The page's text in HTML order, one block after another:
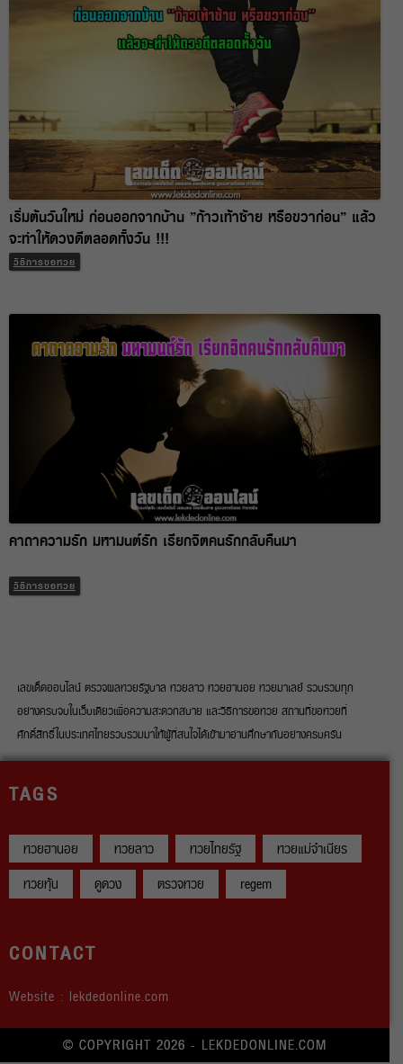
เริ่มต้นวันใหม่ ก่อนออกจากบ้าน ”ก้าวเท้าซ้าย หรือขวาก่อน” แล้ว
จะทำให้ดวงดีตลอดทั้งวัน !!!
วิธีการขอหวย
คาถาความรัก มหามนต์รัก เรียกจิตคนรักกลับคืนมา
วิธีการขอหวย
เลขเด็ดออนไลน์ ตรวจผลหวยรัฐบาล หวยลาว หวยฮานอย หวยมาเลย์ รวบรวมทุก
อย่างครบจบในเว็บเดียวเพื่อความสะดวกสบาย และวิธีการขอหวย สถานที่ขอหวยที่
ศักดิ์สิทธิ์ในประเทศไทยรวบรวมมาให้ผู้ที่สนใจได้เข้ามาอ่านศึกษากันอย่างครบครัน
TAGS
หวยฮานอย หวยลาว หวยไทยรัฐ
หวยแม่จำเนียร
หวยหุ้น
ดูดวง ตรวจหวย regem
CONTACT
Website : lekdedonline.com
© COPYRIGHT 2026 - LEKDEDONLINE.COM